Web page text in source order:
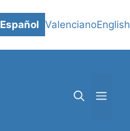
Español ValencianoEnglish